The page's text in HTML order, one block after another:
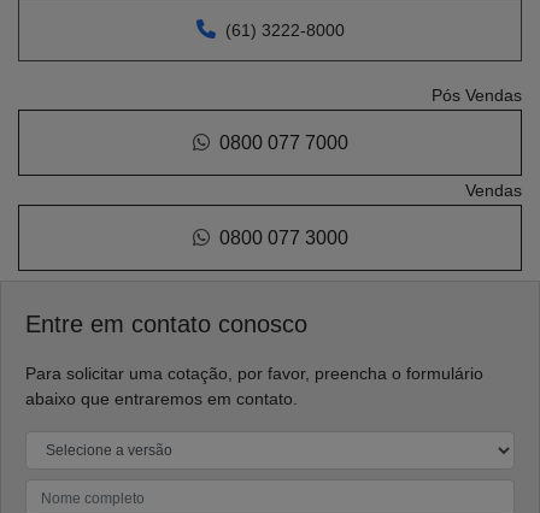
Entre em contato conosco
Para solicitar uma cotação, por favor, preencha o formulário
abaixo que entraremos em contato.
(61) 3222-8000
Pós Vendas
0800 077 7000
Vendas
0800 077 3000